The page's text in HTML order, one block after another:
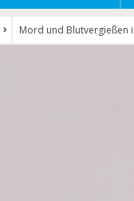
Mord und Blutvergießen